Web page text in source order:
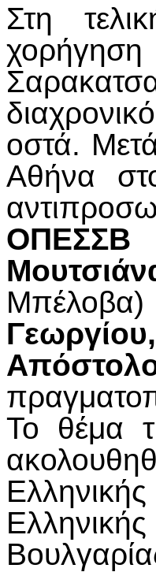
Στη
οστά.
Αθήνα
ΟΠΕΣΣΒ
Μπέλοβα)
Γεωργίου,
Το θέμα